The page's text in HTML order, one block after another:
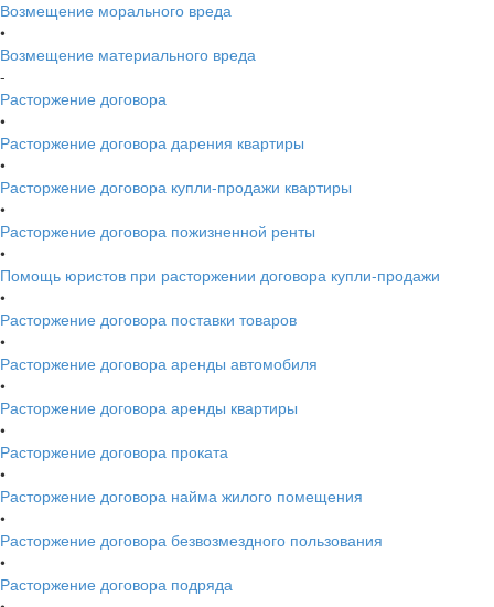
Возмещение морального вреда
•
Возмещение материального вреда
-
Расторжение договора
•
Расторжение договора дарения квартиры
•
Расторжение договора купли-продажи квартиры
•
Расторжение договора пожизненной ренты
•
Помощь юристов при расторжении договора купли-продажи
•
Расторжение договора поставки товаров
•
Расторжение договора аренды автомобиля
•
Расторжение договора аренды квартиры
•
Расторжение договора проката
•
Расторжение договора найма жилого помещения
•
Расторжение договора безвозмездного пользования
•
Расторжение договора подряда